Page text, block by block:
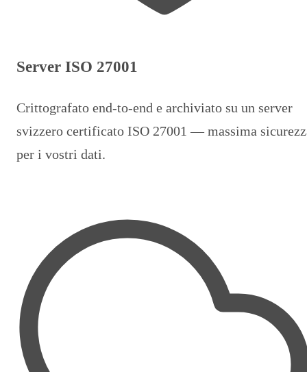
Server ISO 27001
Crittografato end-to-end e archiviato su un server
svizzero certificato ISO 27001 — massima
per i vostri dati.